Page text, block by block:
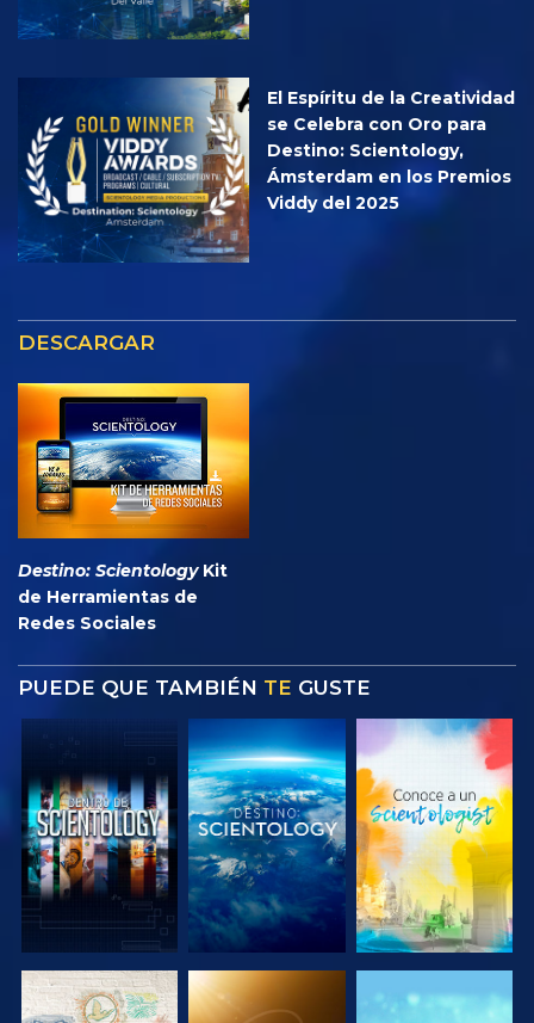
El Espíritu de la Creatividad
se Celebra con Oro para
Destino: Scientology,
Ámsterdam en los Premios
Viddy del 2025
DESCARGAR
Destino: ScientologyKit
de Herramientas de
Redes Sociales
PUEDE QUE TAMBIÉN TE GUSTE